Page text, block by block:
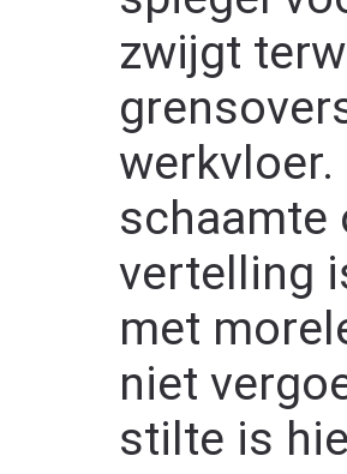
zwijgt
schaamte
vertelling
met
niet
stilte is